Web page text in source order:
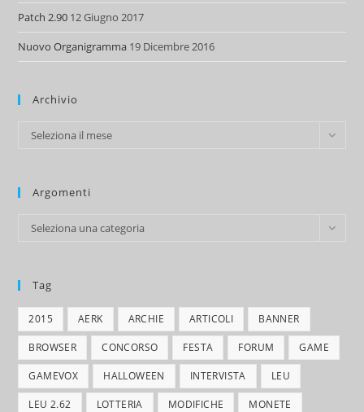
Patch 2.90 12 Giugno 2017
Nuovo Organigramma 19 Dicembre 2016
Archivio
Archivio
Seleziona il mese
Argomenti
Argomenti
Seleziona una categoria
Tag
2015 AERK ARCHIE ARTICOLI BANNER
BROWSER CONCORSO FESTA FORUM GAME
GAMEVOX HALLOWEEN INTERVISTA LEU
LEU 2.62 LOTTERIA MODIFICHE MONETE